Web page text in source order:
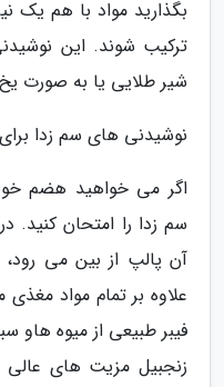
بگذارید مواد با هم یک
ترکیب شوند. این
شیر طلایی یا به صورت
نوشیدنی های سم زدا
اگر می خواهید هضم
سم زدا را امتحان کنید.
آن پالپ از بین می
علاوه بر تمام مواد
فیبر طبیعی از میوه هاو
زنجبیل مزیت های